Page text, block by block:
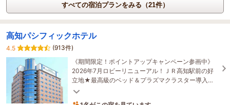
すべての宿泊プランをみる（21件）
高知パシフィックホテル
4.5
(913件)
《期間限定！ポイントアップキャンペーン参画中》
2026年7月ロビーリニューアル！ＪＲ高知駅前の好
立地★最高級のベッド＆プラズマクラスター導入★
平面駐車場あり★